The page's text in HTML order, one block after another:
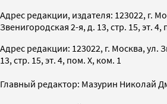
Адрес редакции, издателя: 123022, г.
Звенигородская 2-я, д. 13, стр. 15, эт. 4,
Адрес редакции: 123022, г. Москва, ул.
13, стр. 15, эт. 4, пом. X, ком. 1
Главный редактор: Мазурин Николай